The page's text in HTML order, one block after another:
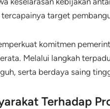
target
komitmen
Melalui langkah
serta berdaya saing
Terhadap